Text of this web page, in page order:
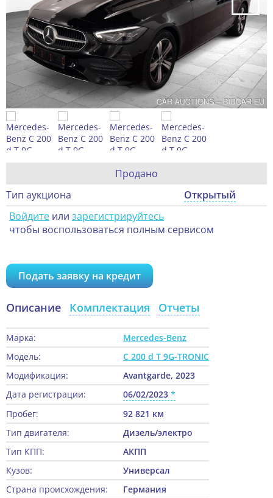
Продано
Тип аукциона
Открытый
Войдите или зарегистрируйтесь
чтобы воспользоваться полным сервисом
Подать заявку на кредит
Описание Комплектация Отчеты
Марка:
Mercedes-Benz
Модель:
C 200 d T 9G-TRONIC
Модификация:
Avantgarde, 2023
Дата регистрации:
06/02/2023
Пробег:
92 821 км
Тип двигателя:
Дизель/электро
Тип КПП:
АКПП
Кузов:
Универсал
Страна происхождения:
Германия